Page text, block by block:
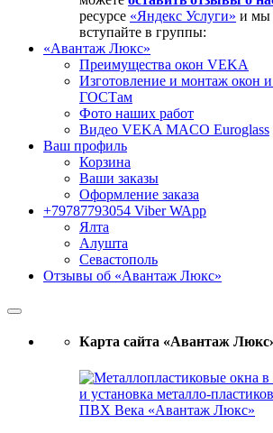
ресурсе «Яндекс Услуги» и мы
вступайте в группы:
«Авантаж Люкс»
Преимущества окон VEKA
Изготовление и монтаж окон
ГОСТам
Фото наших работ
Видео VEKA MACO Euroglass
Ваш профиль
Корзина
Ваши заказы
Оформление заказа
+79787793054 Viber WApp
Ялта
Алушта
Севастополь
Отзывы об «Авантаж Люкс»
Карта сайта «Авантаж